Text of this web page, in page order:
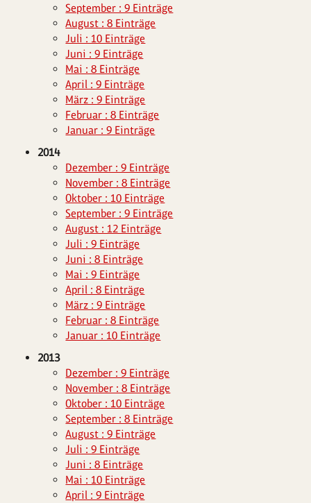
September : 9 Einträge
August : 8 Einträge
Juli : 10 Einträge
Juni : 9 Einträge
Mai : 8 Einträge
April : 9 Einträge
März : 9 Einträge
Februar : 8 Einträge
Januar : 9 Einträge
2014
Dezember : 9 Einträge
November : 8 Einträge
Oktober : 10 Einträge
September : 9 Einträge
August : 12 Einträge
Juli : 9 Einträge
Juni : 8 Einträge
Mai : 9 Einträge
April : 8 Einträge
März : 9 Einträge
Februar : 8 Einträge
Januar : 10 Einträge
2013
Dezember : 9 Einträge
November : 8 Einträge
Oktober : 10 Einträge
September : 8 Einträge
August : 9 Einträge
Juli : 9 Einträge
Juni : 8 Einträge
Mai : 10 Einträge
April : 9 Einträge